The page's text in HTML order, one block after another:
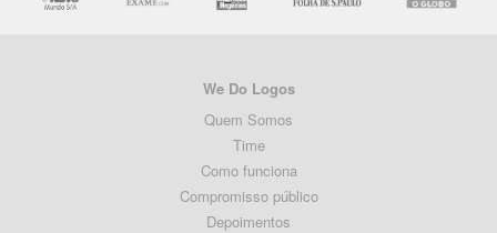
We Do Logos
Quem Somos
Time
Como funciona
Compromisso público
Depoimentos